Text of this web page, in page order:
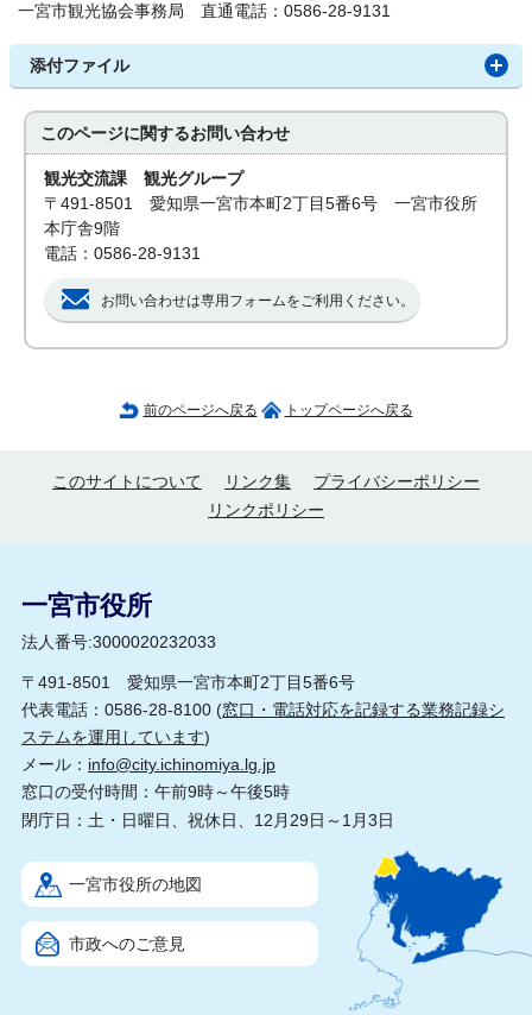
一宮市観光協会事務局 直通電話：0586-28-9131
添付ファイル
このページに関するお問い合わせ
観光交流課 観光グループ
〒491-8501 愛知県一宮市本町2丁目5番6号 一宮市役所
本庁舎9階
電話：0586-28-9131
お問い合わせは専用フォームをご利用ください。
前のページへ戻る トップページへ戻る
このサイトについて リンク集
プライバシーポリシー
リンクポリシー
一宮市役所
法人番号:3000020232033
〒491-8501 愛知県一宮市本町2丁目5番6号
代表電話：0586-28-8100 (窓口・電話対応を記録する業務記録シ
ステムを運用しています)
メール： info@city.ichinomiya.lg.jp
窓口の受付時間：午前9時～午後5時
閉庁日：土・日曜日、祝休日、12月29日～1月3日
一宮市役所の地図
市政へのご意見